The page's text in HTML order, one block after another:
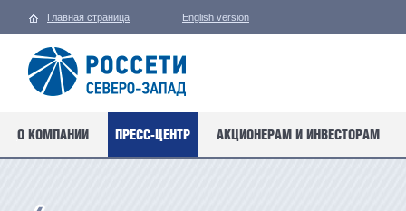
Главная страница English version
О КОМПАНИИ ПРЕСС-ЦЕНТР АКЦИОНЕРАМ И ИНВЕСТОРАМ